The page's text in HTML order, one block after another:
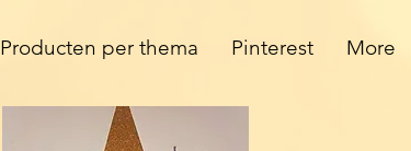
Producten per thema Pinterest More